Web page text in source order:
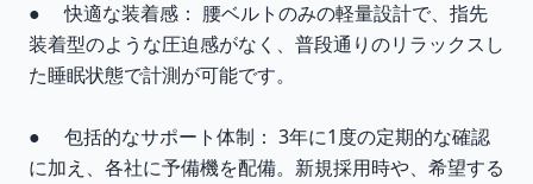
● 快適な装着感： 腰ベルトのみの軽量設計で、指先
装着型のような圧迫感がなく、普段通りのリラックスし
た睡眠状態で計測が可能です。
● 包括的なサポート体制： 3年に1度の定期的な確認
に加え、各社に予備機を配備。新規採用時や、希望する